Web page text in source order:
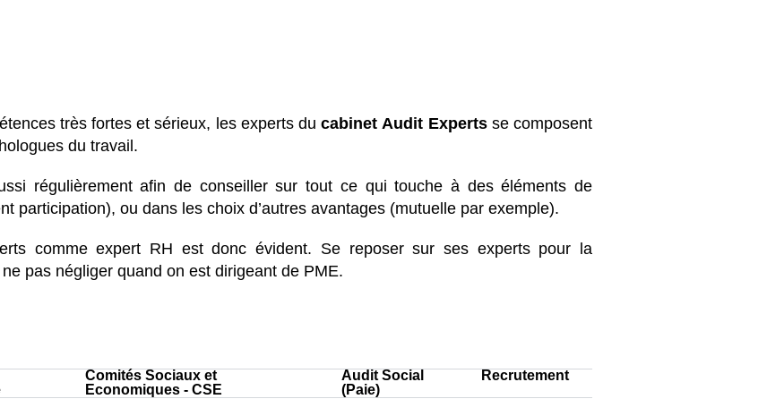
très fortes et sérieux, les experts ducabinet Audit Expertsse composent
du travail.
régulièrement afin de conseiller sur tout ce qui touche à des éléments de
participation), ou dans les choix d’autres avantages (mutuelle par exemple).
comme expert RH est donc évident. Se reposer sur ses experts pour la
pas négliger quand on est dirigeant de PME.
Comités Sociaux et
Economiques - CSE
Audit Social
(Paie)
Recrutement